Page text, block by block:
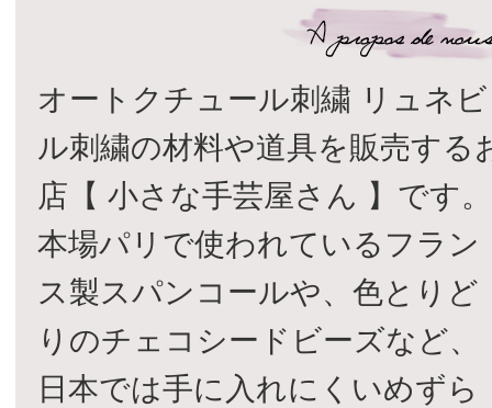
オートクチュール刺繍 リュネビ
ル刺繍の材料や道具を販売する
店【 小さな手芸屋さん 】です。
本場パリで使われているフラン
ス製スパンコールや、色とりど
りのチェコシードビーズなど、
日本では手に入れにくいめずら